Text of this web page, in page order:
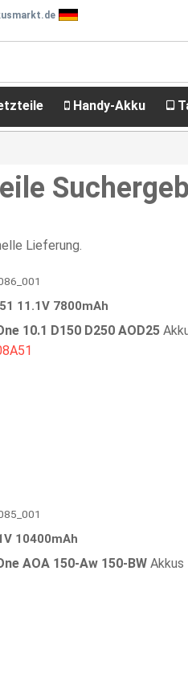
Handy-Akku
Lieferung.
11.1V 7800mAh
10.1 D150 D250 AOD25
10400mAh
AOA 150-Aw 150-BWAkkus